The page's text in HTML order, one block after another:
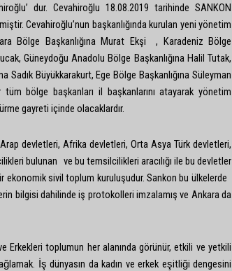
dur. Cevahiroğlu 18.08.2019 tarihinde SANKON
Cevahiroğlu’nun başkanlığında kurulan yeni yönetim
Bölge Başkanlığına Murat Ekşi , Karadeniz Bölge
Güneydoğu Anadolu Bölge Başkanlığına Halil Tutak,
Sadık Büyükkarakurt, Ege Bölge Başkanlığına Süleyman
bölge başkanları il başkanlarını atayarak yönetim
gayreti içinde olacaklardır.
devletleri, Afrika devletleri, Orta Asya Türk devletleri,
bulunan ve bu temsilcilikleri aracılığı ile bu devletler
sivil toplum kuruluşudur. Sankon bu ülkelerde
bilgisi dahilinde iş protokolleri imzalamış ve Ankara da
Erkekleri toplumun her alanında görünür, etkili ve yetkili
İş dünyasın da kadın ve erkek eşitliği dengesini